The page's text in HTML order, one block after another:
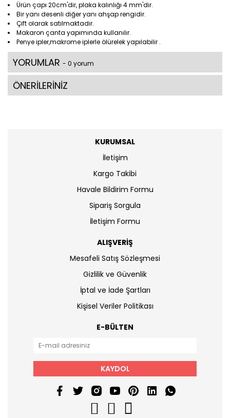
Ürün çapı 20cm'dir, plaka kalınlığı 4 mm'dir.
Bir yanı desenli diğer yanı ahşap rengidir.
Çift olarak satılmaktadır.
Makaron çanta yapımında kullanılır.
Penye ipler,makrome iplerle ölürelek yapılabilir .
YORUMLAR - 0 yorum
ÖNERİLERİNİZ
KURUMSAL
İletişim
Kargo Takibi
Havale Bildirim Formu
Sipariş Sorgula
İletişim Formu
ALIŞVERİŞ
Mesafeli Satış Sözleşmesi
Gizlilik ve Güvenlik
İptal ve İade Şartları
Kişisel Veriler Politikası
E-BÜLTEN
KAYDOL